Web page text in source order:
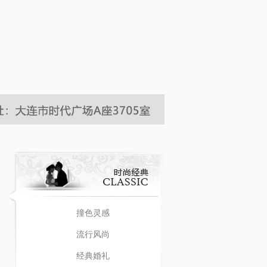
撞色灵感
流行风尚
经典婚礼